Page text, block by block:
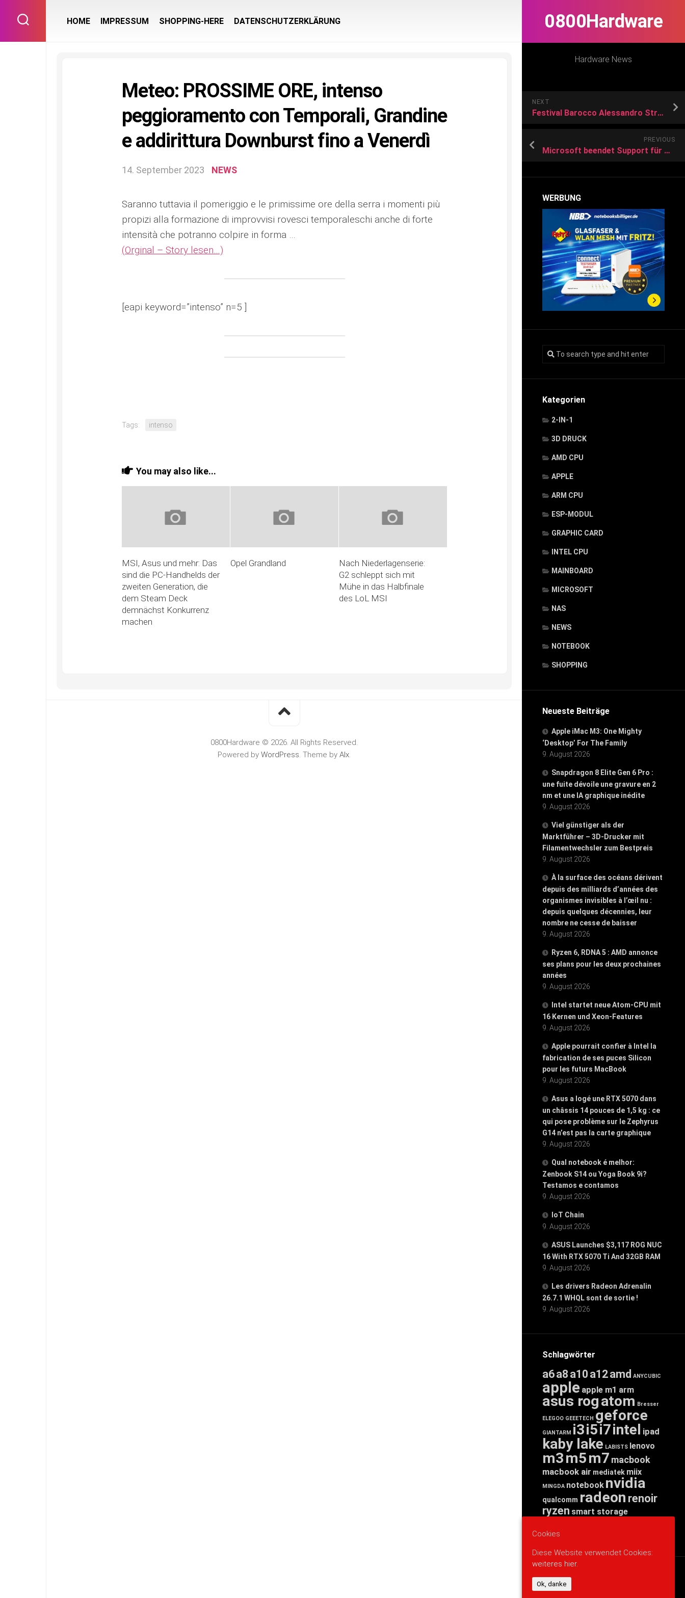
content
0800Hardware
Hardware News
NEXT
Festival Barocco Alessandro Stradella, da Massenzio 2035 a un intenso finale
PREVIOUS
Microsoft beendet Support für Smartphone Surface Duo
WERBUNG
Kategorien
2-IN-1
3D DRUCK
AMD CPU
APPLE
ARM CPU
ESP-MODUL
GRAPHIC CARD
INTEL CPU
MAINBOARD
MICROSOFT
NAS
NEWS
NOTEBOOK
SHOPPING
Neueste Beiträge
Apple iMac M3: One Mighty
‘Desktop’ For The Family
9. August 2026
Snapdragon 8 Elite Gen 6 Pro :
une fuite dévoile une gravure en 2
nm et une IA graphique inédite
9. August 2026
Viel günstiger als der
Marktführer – 3D-Drucker mit
Filamentwechsler zum Bestpreis
9. August 2026
À la surface des océans dérivent
depuis des milliards d’années des
organismes invisibles à l’œil nu :
depuis quelques décennies, leur
nombre ne cesse de baisser
9. August 2026
Ryzen 6, RDNA 5 : AMD annonce
ses plans pour les deux prochaines
années
9. August 2026
Intel startet neue Atom-CPU mit
16 Kernen und Xeon-Features
9. August 2026
Apple pourrait confier à Intel la
fabrication de ses puces Silicon
pour les futurs MacBook
9. August 2026
Asus a logé une RTX 5070 dans
un châssis 14 pouces de 1,5 kg : ce
qui pose problème sur le Zephyrus
G14 n’est pas la carte graphique
9. August 2026
Qual notebook é melhor:
Zenbook S14 ou Yoga Book 9i?
Testamos e contamos
9. August 2026
IoT Chain
9. August 2026
ASUS Launches $3,117 ROG NUC
16 With RTX 5070 Ti And 32GB RAM
9. August 2026
Les drivers Radeon Adrenalin
26.7.1 WHQL sont de sortie !
9. August 2026
Schlagwörter
a6a8 a10 a12amd ANYCUBIC
apple apple m1 arm
asus rogatom Bresser
ELEGOO GEEETECH geforce
GIANTARM i3i5i7intel ipad
kaby lake LABISTS lenovo
m3m5m7 macbook
macbook air mediatek miix
MINGDA notebook nvidia
qualcomm radeon renoir
ryzen smart storage
threadripper
WERBUNG
HOME IMPRESSUM SHOPPING-HERE DATENSCHUTZERKLÄRUNG
Meteo: PROSSIME ORE, intenso
peggioramento con Temporali, Grandine
e addirittura Downburst fino a Venerdì
14. September 2023 NEWS
Saranno tuttavia il pomeriggio e le primissime ore della serra i momenti più
propizi alla formazione di improvvisi rovesci temporaleschi anche di forte
intensità che potranno colpire in forma …
(Orginal – Story lesen…)
[eapi keyword=”intenso” n=5 ]
Tags: intenso
You may also like...
MSI, Asus und mehr: Das
sind die PC-Handhelds der
zweiten Generation, die
dem Steam Deck
demnächst Konkurrenz
machen
Opel Grandland
Nach Niederlagenserie:
G2 schleppt sich mit
Mühe in das Halbfinale
des LoL MSI
0800Hardware © 2026. All Rights Reserved.
Powered by WordPress. Theme by Alx.
Cookies
Diese Website verwendet Cookies:
weiteres hier.
Ok, danke